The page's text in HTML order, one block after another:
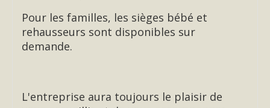
Pour les familles, les sièges bébé et
rehausseurs sont disponibles sur
demande.
L'entreprise aura toujours le plaisir de